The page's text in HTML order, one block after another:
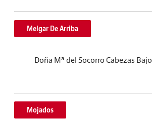
Melgar De Arriba
Doña Mª del Socorro Cabezas Bajo
Mojados